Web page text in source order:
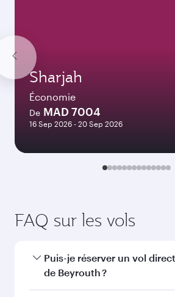
Décembre
5.404
Janvier
Rechercher des vols